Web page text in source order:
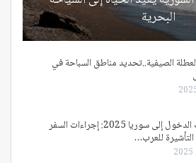
البحرية
الصيفية..تحديد مناطق السباحة في
متطلبات الدخول إلى سوريا 2025: إجراءات السفر
للعرب…